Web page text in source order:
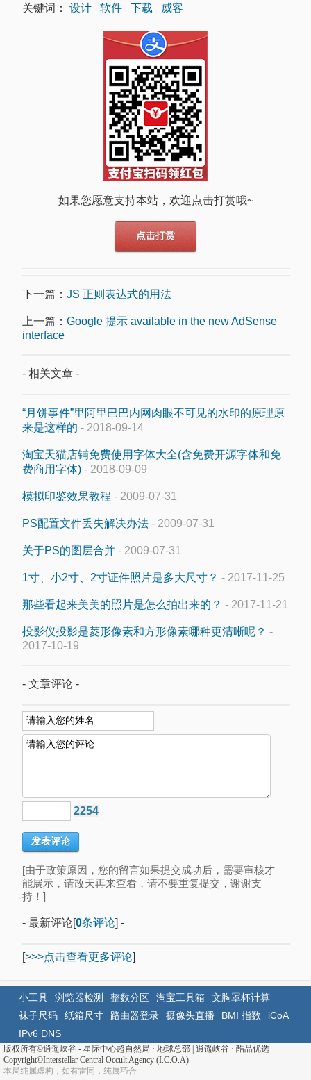
关键词： 设计 软件 下载 威客
如果您愿意支持本站，欢迎点击打赏哦~
点击打赏
下一篇： JS 正则表达式的用法
上一篇： Google 提示 available in the new AdSense
interface
- 相关文章 -
“月饼事件”里阿里巴巴内网肉眼不可见的水印的原理原
来是这样的 - 2018-09-14
淘宝天猫店铺免费使用字体大全(含免费开源字体和免
费商用字体) - 2018-09-09
模拟印鉴效果教程 - 2009-07-31
PS配置文件丢失解决办法 - 2009-07-31
关于PS的图层合并 - 2009-07-31
1寸、小2寸、2寸证件照片是多大尺寸？ - 2017-11-25
那些看起来美美的照片是怎么拍出来的？ - 2017-11-21
投影仪投影是菱形像素和方形像素哪种更清晰呢？ -
2017-10-19
- 文章评论 -
2254
[由于政策原因，您的留言如果提交成功后，需要审核才
能展示，请改天再来查看，请不要重复提交，谢谢支
持！]
- 最新评论[0条评论] -
[>>>点击查看更多评论]
小工具 浏览器检测 整数分区 淘宝工具箱
文胸罩杯计算
袜子尺码
纸箱尺寸 路由器登录 摄像头直播 BMI 指数
iCoA
IPv6 DNS
版权所有©逍遥峡谷 - 星际中心超自然局 · 地球总部 逍遥峡谷 · 酷品优选
Copyright©Interstellar Central Occult Agency (I.C.O.A)
本局纯属虚构，如有雷同，纯属巧合